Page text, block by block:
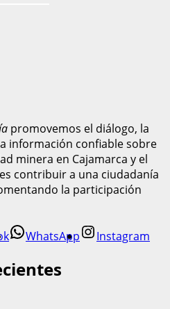
promovemos el diálogo, la
información confiable sobre
minera en Cajamarca y el
contribuir a una ciudadanía
la participación
WhatsApp Instagram